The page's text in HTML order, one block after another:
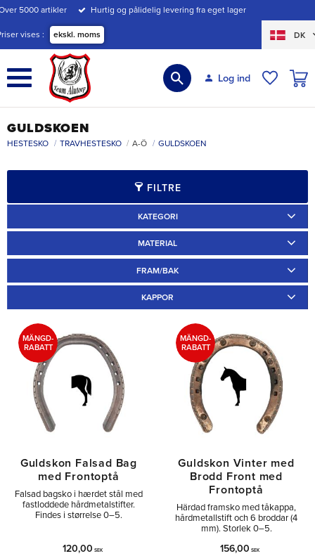
Menu
5000 artikler Hurtig og pålidelig levering fra eget lager
vises ekskl. moms DK
Log ind
GULDSKOEN
HESTESKO TRAVHESTESKO A-Ö GULDSKOEN
FILTRE
KATEGORI
MATERIAL
FRAM/BAK
KAPPOR
Guldskon Falsad Bag
med Frontoptå
Falsad bagsko i hærdet stål med
fastloddede hårdmetalstifter.
Findes i størrelse 0–5.
120,00 SEK
MÄNGD-
RABATT
Guldskon Vinter med
Brodd Front med
Frontoptå
Härdad framsko med tåkappa,
hårdmetallstift och 6 broddar (4
mm). Storlek 0–5.
156,00 SEK
MÄNGD-
RABATT